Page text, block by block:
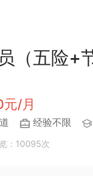
（五险+
/月
经验不限
：10095次